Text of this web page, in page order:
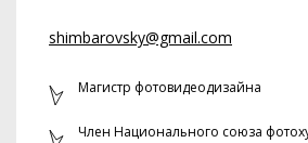
shimbarovsky@gmail.com
Магистр фотовидеодизайна
Член Национального союза